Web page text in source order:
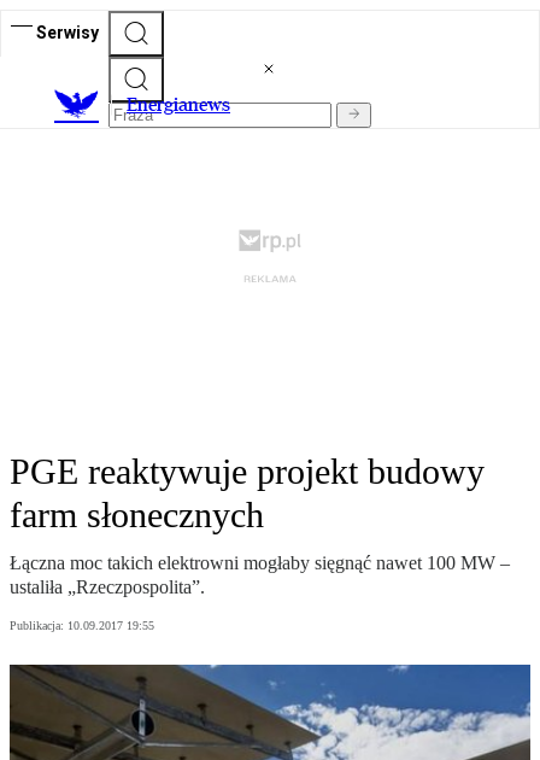
Serwisy
Energianews
PGE reaktywuje projekt budowy
farm słonecznych
Łączna moc takich elektrowni mogłaby sięgnąć nawet 100 MW –
ustaliła „Rzeczpospolita”.
Publikacja: 10.09.2017 19:55